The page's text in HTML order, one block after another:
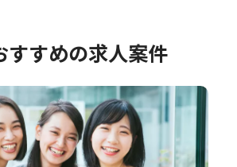
すすめの求人案件